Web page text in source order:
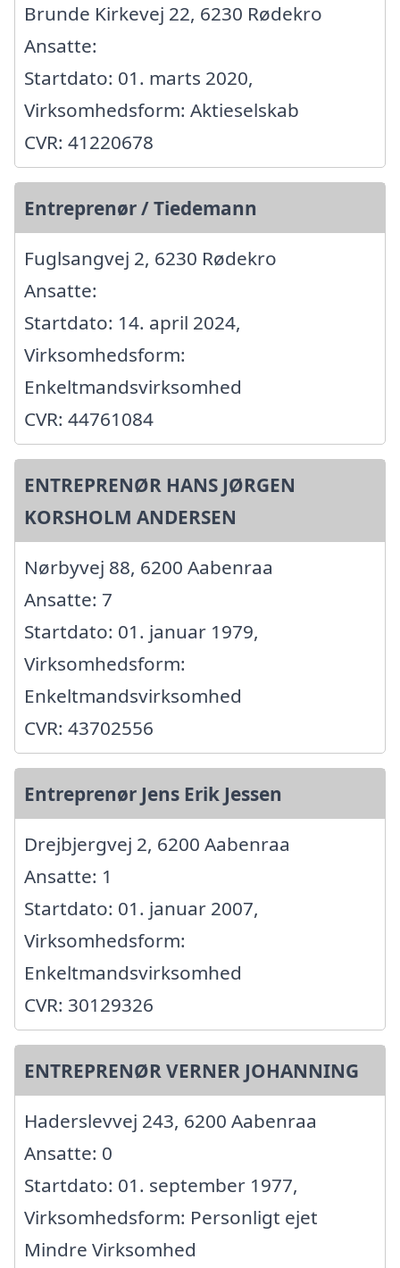
Brunde Kirkevej 22, 6230 Rødekro
Ansatte:
Startdato: 01. marts 2020,
Virksomhedsform: Aktieselskab
CVR: 41220678
Entreprenør / Tiedemann
Fuglsangvej 2, 6230 Rødekro
Ansatte:
Startdato: 14. april 2024,
Virksomhedsform:
Enkeltmandsvirksomhed
CVR: 44761084
ENTREPRENØR HANS JØRGEN
KORSHOLM ANDERSEN
Nørbyvej 88, 6200 Aabenraa
Ansatte: 7
Startdato: 01. januar 1979,
Virksomhedsform:
Enkeltmandsvirksomhed
CVR: 43702556
Entreprenør Jens Erik Jessen
Drejbjergvej 2, 6200 Aabenraa
Ansatte: 1
Startdato: 01. januar 2007,
Virksomhedsform:
Enkeltmandsvirksomhed
CVR: 30129326
ENTREPRENØR VERNER JOHANNING
Haderslevvej 243, 6200 Aabenraa
Ansatte: 0
Startdato: 01. september 1977,
Virksomhedsform: Personligt ejet
Mindre Virksomhed